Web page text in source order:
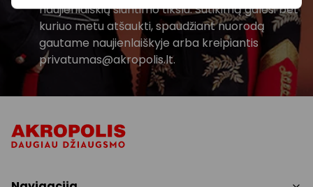
naujienlaiškių siuntimo tikslu. Sutikimą galėsi bet
kuriuo metu atšaukti, spaudžiant nuorodą
gautame naujienlaiškyje arba kreipiantis
privatumas@akropolis.lt.